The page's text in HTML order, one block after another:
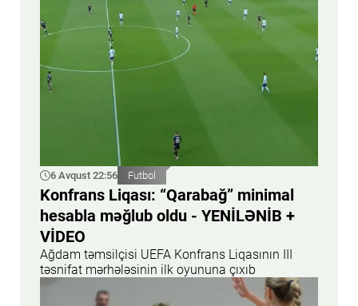
6 Avqust 22:56 Futbol
Konfrans Liqası: “Qarabağ” minimal
hesabla məğlub oldu - YENİLƏNİB +
VİDEO
Ağdam təmsilçisi UEFA Konfrans Liqasının III
təsnifat mərhələsinin ilk oyununa çıxıb